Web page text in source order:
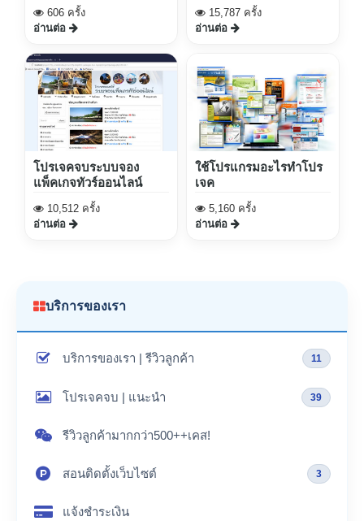
บริการของเรา
บริการของเรา | รีวิวลูกค้า 11
โปรเจคจบ | แนะนำ 39
รีวิวลูกค้ามากกว่า500++เคส!
สอนติดตั้งเว็บไซต์ 3
แจ้งชำระเงิน
606 ครั้ง
อ่านต่อ
15,787 ครั้ง
อ่านต่อ
โปรเจคจบระบบจอง
แพ็คเกจทัวร์ออนไลน์
10,512 ครั้ง
อ่านต่อ
ใช้โปรแกรมอะไรทำโปร
เจค
5,160 ครั้ง
อ่านต่อ